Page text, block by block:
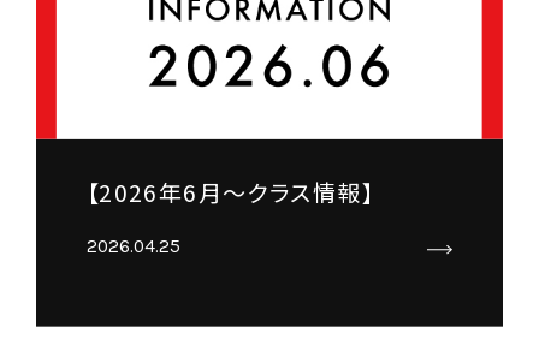
【2026年6月～クラス情報】
2026.04.25